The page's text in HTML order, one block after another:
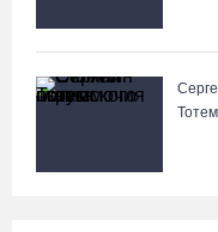
06.08.26 / 12:49
Пострадавшего в ДТП под